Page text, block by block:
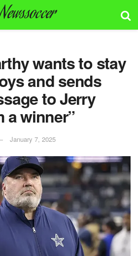
Newssoccer
wants to stay
and sends
to Jerry
a winner”
January 7, 2025